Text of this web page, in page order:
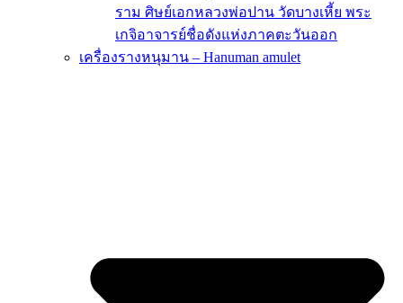
ราม ศิษย์เอกหลวงพ่อปาน วัดบางเหี้ย พระ
เกจิอาจารย์ชื่อดังแห่งภาคตะวันออก
เครื่องรางหนุมาน – Hanuman amulet